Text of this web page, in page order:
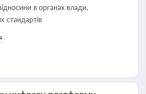
в органах влади,
стандартів